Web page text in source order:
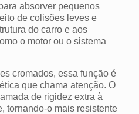
absorver pequenos
de colisões leves e
do carro e aos
o motor ou o sistema
cromados, essa função é
que chama atenção. O
de rigidez extra à
tornando-o mais resistente